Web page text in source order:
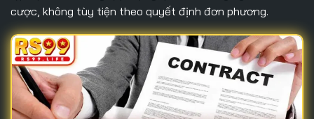
cược, không tùy tiện theo quyết định đơn phương.